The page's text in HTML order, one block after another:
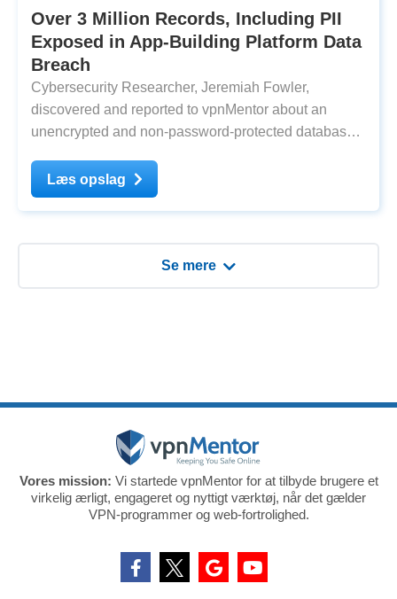
Over 3 Million Records, Including PII
Exposed in App-Building Platform Data
Breach
Cybersecurity Researcher, Jeremiah Fowler,
discovered and reported to vpnMentor about an
unencrypted and non-password-protected database
belong to a no-coding app-building platform. The
publicly exposed database was not password-
Læs opslag
Se mere
Vores mission: Vi startede vpnMentor for at tilbyde brugere et
virkelig ærligt, engageret og nyttigt værktøj, når det gælder
VPN-programmer og web-fortrolighed.